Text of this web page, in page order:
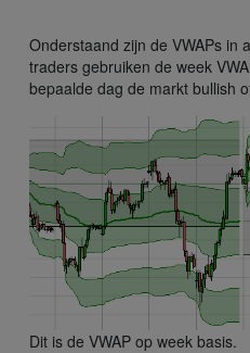
Onderstaand zijn de VWAPs in
traders gebruiken de week
bepaalde dag de markt bullish
Dit is de VWAP op week basis.